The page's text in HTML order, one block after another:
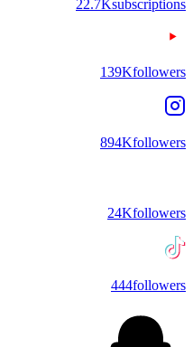
22.7Ksubscriptions
139Kfollowers
894Kfollowers
24Kfollowers
444followers